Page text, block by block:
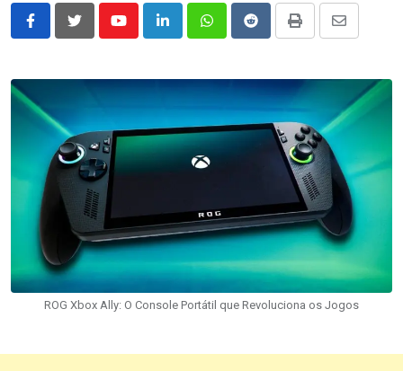
YoutubeLinkedInWhatsappRedditPrint
Share
Email
ROG Xbox Ally: O Console Portátil que Revoluciona os Jogos